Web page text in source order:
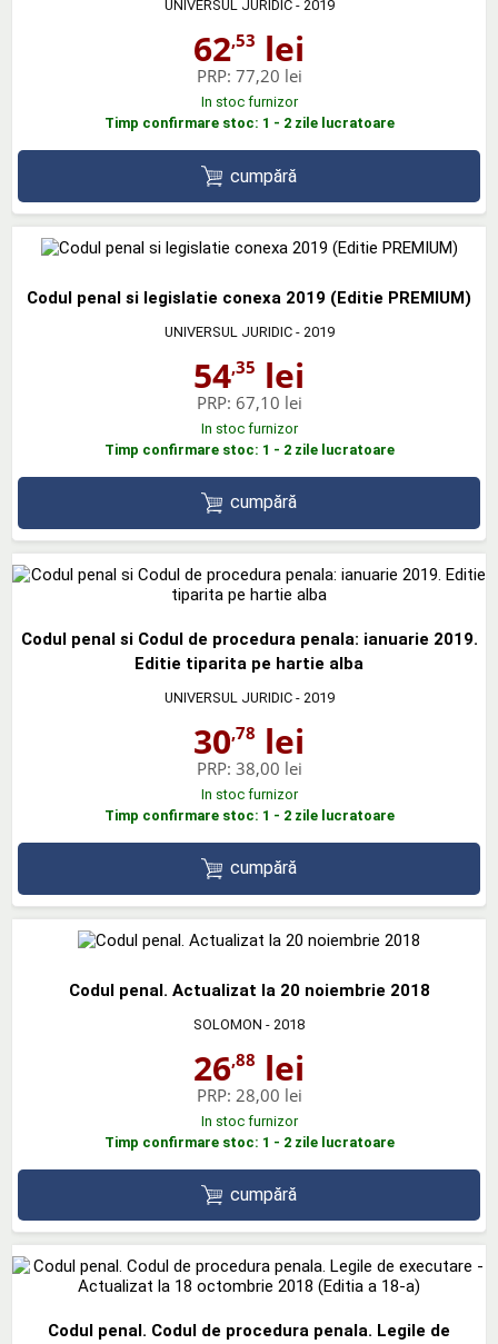
UNIVERSUL JURIDIC- 2019
62,53 lei
PRP: 77,20 lei
In stoc furnizor
Timp confirmare stoc: 1 - 2 zile lucratoare
cumpără
Codul penal si legislatie conexa 2019 (Editie PREMIUM)
UNIVERSUL JURIDIC- 2019
54,35 lei
PRP: 67,10 lei
In stoc furnizor
Timp confirmare stoc: 1 - 2 zile lucratoare
cumpără
Codul penal si Codul de procedura penala: ianuarie 2019.
Editie tiparita pe hartie alba
UNIVERSUL JURIDIC- 2019
30,78 lei
PRP: 38,00 lei
In stoc furnizor
Timp confirmare stoc: 1 - 2 zile lucratoare
cumpără
Codul penal. Actualizat la 20 noiembrie 2018
SOLOMON - 2018
26,88 lei
PRP: 28,00 lei
In stoc furnizor
Timp confirmare stoc: 1 - 2 zile lucratoare
cumpără
Codul penal. Codul de procedura penala. Legile de